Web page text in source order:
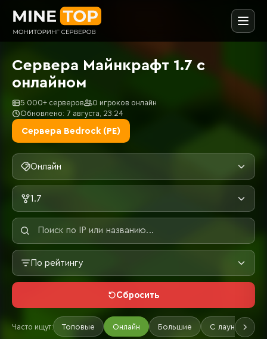
Сервера Майнкрафт 1.7 с
онлайном
5 000+ серверов
0 игроков онлайн
Обновлено: 7 августа, 23:24
Сервера Bedrock (PE)
Онлайн
1.7
По рейтингу
Сбросить
Часто ищут: Топовые Онлайн Большие С лаунчером